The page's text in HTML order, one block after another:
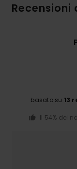
Recensioni
basato su 13
Il 54% dei